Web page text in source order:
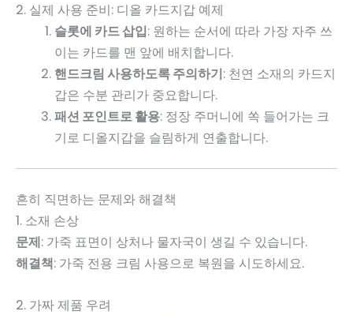
2. 실제 사용 준비: 디올 카드지갑 예제
슬롯에 카드 삽입: 원하는 순서에 따라 가장 자주 쓰
이는 카드를 맨 앞에 배치합니다.
핸드크림 사용하도록 주의하기: 천연 소재의 카드지
갑은 수분 관리가 중요합니다.
패션 포인트로 활용: 정장 주머니에 쏙 들어가는 크
기로 디올지갑을 슬림하게 연출합니다.
흔히 직면하는 문제와 해결책
1. 소재 손상
문제: 가죽 표면이 상처나 물자국이 생길 수 있습니다.
해결책: 가죽 전용 크림 사용으로 복원을 시도하세요.
2. 가짜 제품 우려